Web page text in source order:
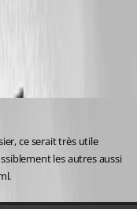
ce serait très utile
les autres aussi